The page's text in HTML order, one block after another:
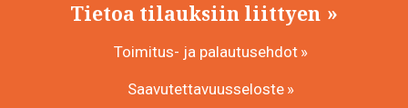
Tietoa tilauksiin liittyen
Toimitus- ja palautusehdot
Saavutettavuusseloste